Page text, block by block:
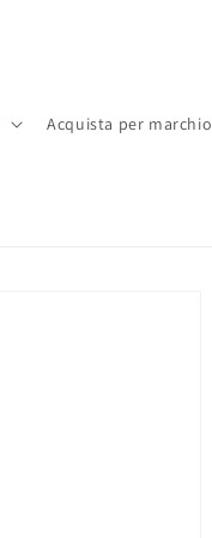
Acquista per marchio